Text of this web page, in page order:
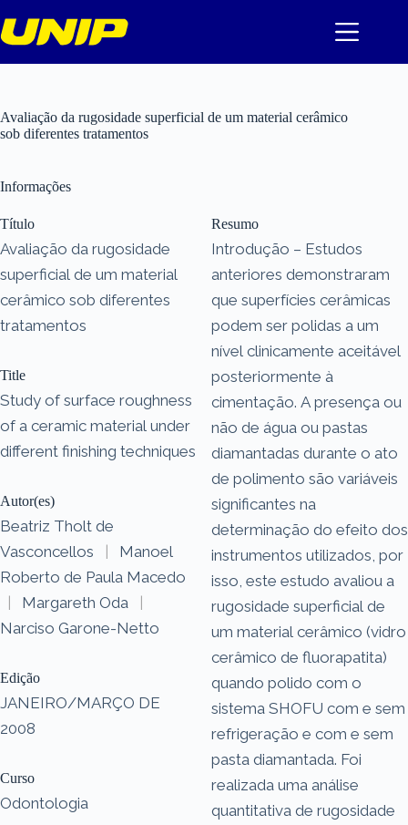
para
o
Avaliação da rugosidade superficial de um material cerâmico
sob diferentes tratamentos
Informações
Título
Avaliação da rugosidade
superficial de um material
cerâmico sob diferentes
tratamentos
Title
Study of surface roughness
of a ceramic material under
different finishing techniques
Autor(es)
Beatriz Tholt de
Vasconcellos
|
Manoel
Roberto de Paula Macedo
|
Margareth Oda
|
Narciso Garone-Netto
Edição
JANEIRO/MARÇO DE
2008
Curso
Odontologia
Resumo
Introdução – Estudos
anteriores demonstraram
que superfícies cerâmicas
podem ser polidas a um
nível clinicamente aceitável
posteriormente à
cimentação. A presença ou
não de água ou pastas
diamantadas durante o ato
de polimento são variáveis
significantes na
determinação do efeito dos
instrumentos utilizados, por
isso, este estudo avaliou a
rugosidade superficial de
um material cerâmico (vidro
cerâmico de fluorapatita)
quando polido com o
sistema SHOFU com e sem
refrigeração e com e sem
pasta diamantada. Foi
realizada uma análise
quantitativa de rugosidade